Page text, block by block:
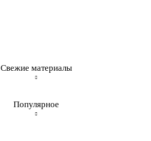
Свежие материалы
Популярное